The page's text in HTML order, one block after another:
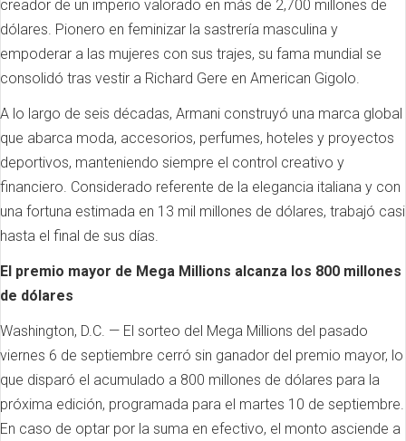
creador de un imperio valorado en más de 2,700 millones de
dólares. Pionero en feminizar la sastrería masculina y
empoderar a las mujeres con sus trajes, su fama mundial se
consolidó tras vestir a Richard Gere en American Gigolo.
A lo largo de seis décadas, Armani construyó una marca global
que abarca moda, accesorios, perfumes, hoteles y proyectos
deportivos, manteniendo siempre el control creativo y
financiero. Considerado referente de la elegancia italiana y con
una fortuna estimada en 13 mil millones de dólares, trabajó casi
hasta el final de sus días.
El premio mayor de Mega Millions alcanza los 800 millones
de dólares
Washington, D.C. — El sorteo del Mega Millions del pasado
viernes 6 de septiembre cerró sin ganador del premio mayor, lo
que disparó el acumulado a 800 millones de dólares para la
próxima edición, programada para el martes 10 de septiembre.
En caso de optar por la suma en efectivo, el monto asciende a